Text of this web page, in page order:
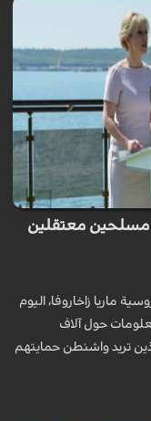
مسلحين معتقلين
ماريا زاخاروفا، اليوم
معلومات حول آلاف
تريد واشنطن حمايتهم